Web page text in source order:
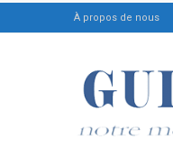
À propos de nous